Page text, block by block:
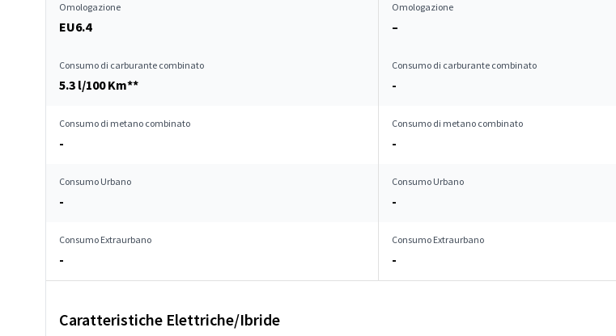
Omologazione
EU6.4
Omologazione
–
Consumo di carburante combinato
5.3 l/100 Km**
Consumo di carburante combinato
-
Consumo di metano combinato
-
Consumo di metano combinato
-
Consumo Urbano
-
Consumo Urbano
-
Consumo Extraurbano
-
Consumo Extraurbano
-
Caratteristiche Elettriche/Ibride